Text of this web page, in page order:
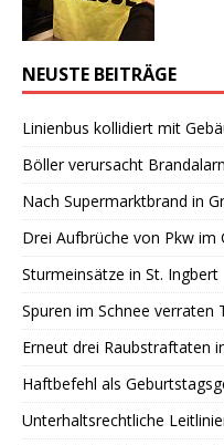
NEUSTE BEITRÄGE
Linienbus kollidiert mit
Böller verursacht
Nach Supermarktbrand in
Drei Aufbrüche von Pkw im
Sturmeinsätze in St. Ingbert
Spuren im Schnee verraten
Erneut drei Raubstraftaten
Haftbefehl als
Unterhaltsrechtliche